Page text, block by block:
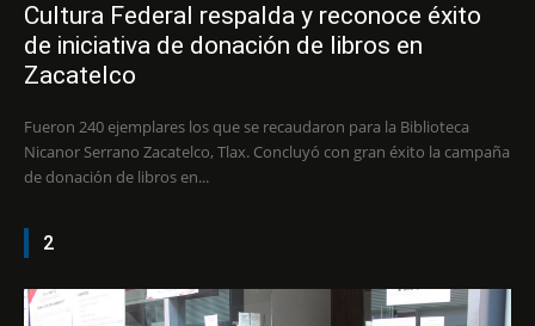
Cultura Federal respalda y reconoce éxito
de iniciativa de donación de libros en
Zacatelco
Fueron 240 ejemplares los que se recaudaron para la Biblioteca
Nicanor Serrano Zacatelco, Tlax. Concluyó con gran éxito la campaña
de donación de libros en...
2